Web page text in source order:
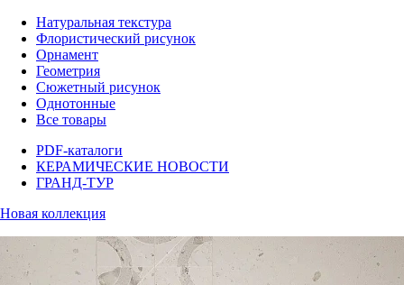
Натуральная текстура
Флористический рисунок
Орнамент
Геометрия
Сюжетный рисунок
Однотонные
Все товары
PDF-каталоги
КЕРАМИЧЕСКИЕ НОВОСТИ
ГРАНД-ТУР
Новая коллекция